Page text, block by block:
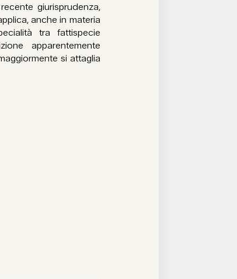
giurisprudenza,
anche in materia
tra fattispecie
apparentemente
si attaglia